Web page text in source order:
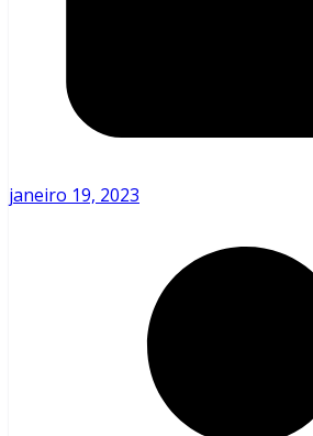
janeiro 19, 2023